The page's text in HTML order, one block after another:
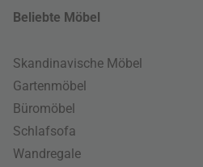
Beliebte Möbel
Skandinavische Möbel
Gartenmöbel
Büromöbel
Schlafsofa
Wandregale